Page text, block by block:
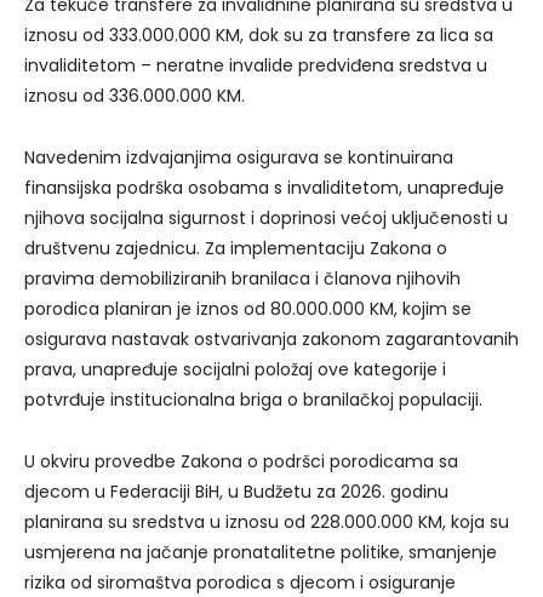
iznosu od 333.000.000 KM, dok su za transfere za lica sa
invaliditetom – neratne invalide predviđena sredstva u
iznosu od 336.000.000 KM.
Navedenim izdvajanjima osigurava se kontinuirana
finansijska podrška osobama s invaliditetom, unapređuje
njihova socijalna sigurnost i doprinosi većoj uključenosti u
društvenu zajednicu. Za implementaciju Zakona o
pravima demobiliziranih branilaca i članova njihovih
porodica planiran je iznos od 80.000.000 KM, kojim se
osigurava nastavak ostvarivanja zakonom zagarantovanih
prava, unapređuje socijalni položaj ove kategorije i
potvrđuje institucionalna briga o branilačkoj populaciji.
U okviru provedbe Zakona o podršci porodicama sa
djecom u Federaciji BiH, u Budžetu za 2026. godinu
planirana su sredstva u iznosu od 228.000.000 KM, koja su
usmjerena na jačanje pronatalitetne politike, smanjenje
rizika od siromaštva porodica s djecom i osiguranje